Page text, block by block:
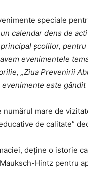
speciale
calendar dens de
școlilor,
evenimentele
„Ziua Prevenirii
este
numărul mare de
de calitate”
deține o istorie
Hintz pentru